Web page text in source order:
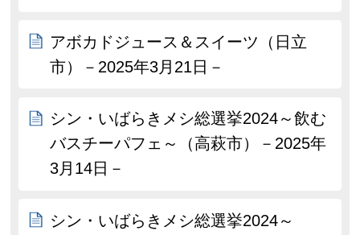
アボカドジュース＆スイーツ（日立
市）－2025年3月21日－
シン・いばらきメシ総選挙2024～飲む
バスチーパフェ～（高萩市）－2025年
3月14日－
シン・いばらきメシ総選挙2024～